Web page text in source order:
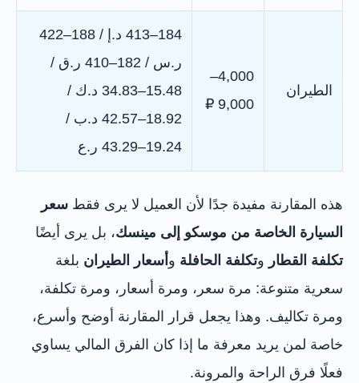
الطيران
4,000–
9,000 ₽
184–413 د.إ / 188–422
ر.س / 182–410 ر.ق /
15.48–34.83 د.ك /
18.92–42.57 د.ب /
19.24–43.29 ر.ع
هذه المقارنة مفيدة جدًا لأن العميل لا يرى فقط سعر
السيارة الخاصة من موسكو إلى مينسك، بل يرى أيضًا
تكلفة القطار وتكلفة الحافلة و أسعار الطيران بلغة
سعرية متنوعة: مرة سعر، ومرة أسعار، ومرة تكلفة،
ومرة تكاليف. وهذا يجعل قرار المقارنة أوضح وأسرع،
خاصة لمن يريد معرفة ما إذا كان الفرق المالي يساوي
فعلًا فرق الراحة والمرونة.